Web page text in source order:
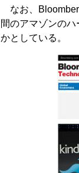
なお、
間のアマゾンの
かとしている。